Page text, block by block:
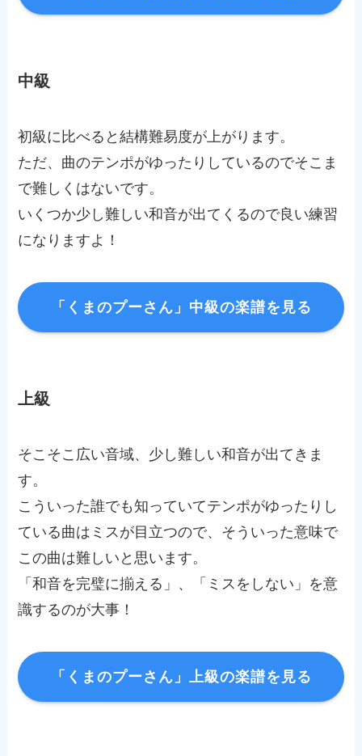
中級
初級に比べると結構難易度が上がります。
ただ、曲のテンポがゆったりしているのでそこま
で難しくはないです。
いくつか少し難しい和音が出てくるので良い練習
になりますよ！
「くまのプーさん」中級の楽譜を見る
上級
そこそこ広い音域、少し難しい和音が出てきま
す。
こういった誰でも知っていてテンポがゆったりし
ている曲はミスが目立つので、そういった意味で
この曲は難しいと思います。
「和音を完璧に揃える」、「ミスをしない」を意
識するのが大事！
「くまのプーさん」上級の楽譜を見る